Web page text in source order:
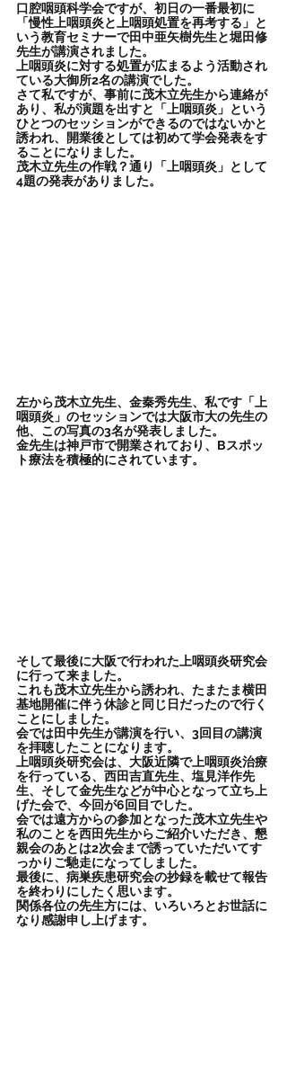
口腔咽頭科学会ですが、初日の一番最初に
「慢性上咽頭炎と上咽頭処置を再考する」と
いう教育セミナーで田中亜矢樹先生と堀田修
先生が講演されました。
上咽頭炎に対する処置が広まるよう活動され
ている大御所2名の講演でした。
さて私ですが、事前に茂木立先生から連絡が
あり、私が演題を出すと「上咽頭炎」という
ひとつのセッションができるのではないかと
誘われ、開業後としては初めて学会発表をす
ることになりました。
茂木立先生の作戦？通り「上咽頭炎」として
4題の発表がありました。
左から茂木立先生、金秦秀先生、私です「上
咽頭炎」のセッションでは大阪市大の先生の
他、この写真の3名が発表しました。
金先生は神戸市で開業されており、Bスポッ
ト療法を積極的にされています。
そして最後に大阪で行われた上咽頭炎研究会
に行って来ました。
これも茂木立先生から誘われ、たまたま横田
基地開催に伴う休診と同じ日だったので行く
ことにしました。
会では田中先生が講演を行い、3回目の講演
を拝聴したことになります。
上咽頭炎研究会は、大阪近隣で上咽頭炎治療
を行っている、西田吉直先生、塩見洋作先
生、そして金先生などが中心となって立ち上
げた会で、今回が6回目でした。
会では遠方からの参加となった茂木立先生や
私のことを西田先生からご紹介いただき、懇
親会のあとは2次会まで誘っていただいてす
っかりご馳走になってしました。
最後に、病巣疾患研究会の抄録を載せて報告
を終わりにしたく思います。
関係各位の先生方には、いろいろとお世話に
なり感謝申し上げます。